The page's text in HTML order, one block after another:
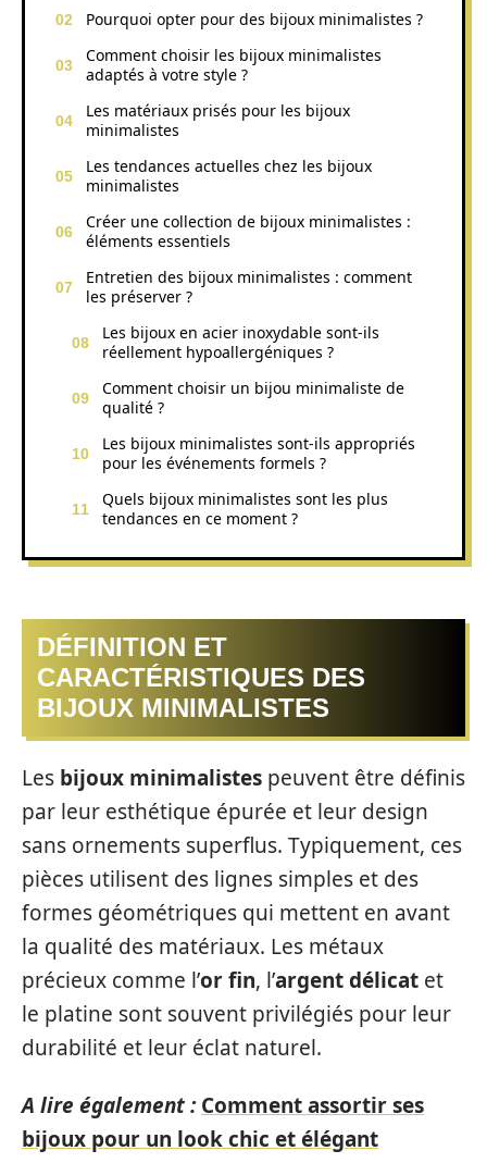
Pourquoi opter pour des bijoux minimalistes ?
Comment choisir les bijoux minimalistes
adaptés à votre style ?
Les matériaux prisés pour les bijoux
minimalistes
Les tendances actuelles chez les bijoux
minimalistes
Créer une collection de bijoux minimalistes :
éléments essentiels
Entretien des bijoux minimalistes : comment
les préserver ?
Les bijoux en acier inoxydable sont-ils
réellement hypoallergéniques ?
Comment choisir un bijou minimaliste de
qualité ?
Les bijoux minimalistes sont-ils appropriés
pour les événements formels ?
Quels bijoux minimalistes sont les plus
tendances en ce moment ?
DÉFINITION ET
CARACTÉRISTIQUES DES
BIJOUX MINIMALISTES
Les bijoux minimalistes peuvent être définis
par leur esthétique épurée et leur design
sans ornements superflus. Typiquement, ces
pièces utilisent des lignes simples et des
formes géométriques qui mettent en avant
la qualité des matériaux. Les métaux
précieux comme l’or fin, l’argent délicat et
le platine sont souvent privilégiés pour leur
durabilité et leur éclat naturel.
A lire également : Comment assortir ses
bijoux pour un look chic et élégant